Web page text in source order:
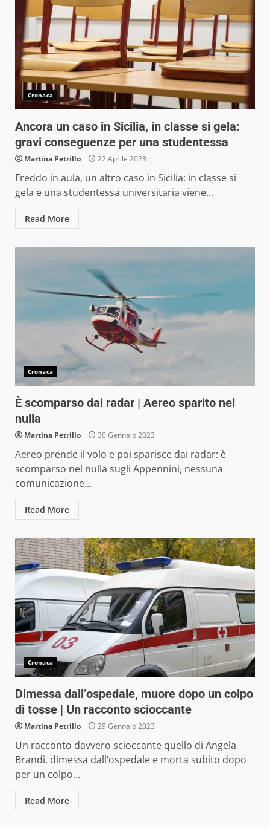
Cronaca
Ancora un caso in Sicilia, in classe si gela:
gravi conseguenze per una studentessa
Martina Petrillo 22 Aprile 2023
Freddo in aula, un altro caso in Sicilia: in classe si
gela e una studentessa universitaria viene...
Read More
Cronaca
È scomparso dai radar | Aereo sparito nel
nulla
Martina Petrillo 30 Gennaio 2023
Aereo prende il volo e poi sparisce dai radar: è
scomparso nel nulla sugli Appennini, nessuna
comunicazione...
Read More
Cronaca
Dimessa dall’ospedale, muore dopo un colpo
di tosse | Un racconto scioccante
Martina Petrillo 29 Gennaio 2023
Un racconto davvero scioccante quello di Angela
Brandi, dimessa dall’ospedale e morta subito dopo
per un colpo...
Read More